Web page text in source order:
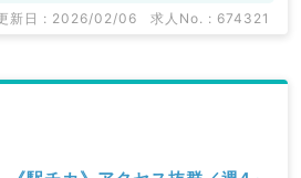
と、
軽にお問合せ下さい。
新日 : 2026/02/06 求人No. : 674321